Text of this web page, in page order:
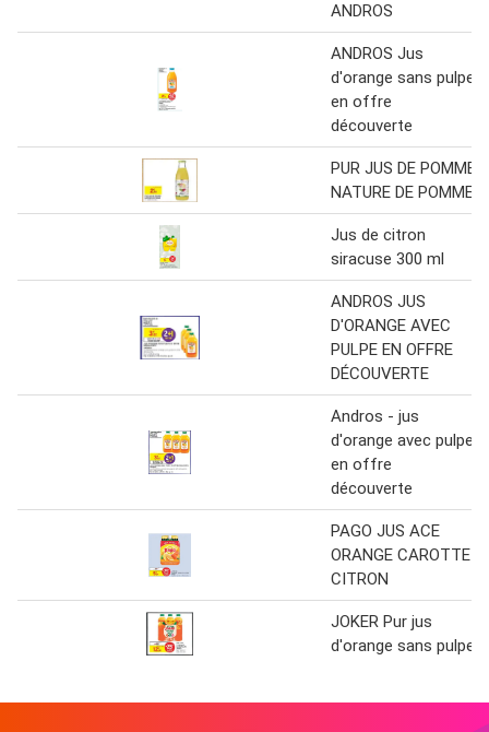
ANDROS
ANDROS Jus
d'orange sans pulpe
en offre
découverte
PUR JUS DE POMME
NATURE DE POMME
Jus de citron
siracuse 300 ml
ANDROS JUS
D'ORANGE AVEC
PULPE EN OFFRE
DÉCOUVERTE
Andros - jus
d'orange avec pulpe
en offre
découverte
PAGO JUS ACE
ORANGE CAROTTE
CITRON
JOKER Pur jus
d'orange sans pulpe